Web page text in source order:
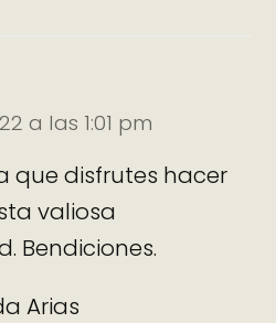
a las 1:01 pm
que disfrutes hacer
valiosa
Bendiciones.
Arias